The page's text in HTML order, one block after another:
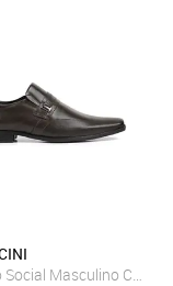
Preto Masculino
Social Masculino Café